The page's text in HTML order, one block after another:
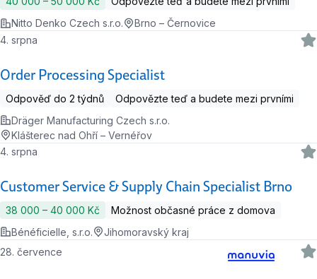
Nitto Denko Czech s.r.o.
Brno – Černovice
Order Processing Specialist
4. srpna
Odpověď do 2 týdnů
Odpovězte teď a budete mezi prvními
Dräger Manufacturing Czech s.r.o.
Klášterec nad Ohří – Vernéřov
Customer Service & Supply Chain Specialist Brno
4. srpna
38 000 ‍–‍ 40 000 Kč
Možnost občasné práce z domova
Bénéficielle, s.r.o.
Jihomoravský kraj
28. července